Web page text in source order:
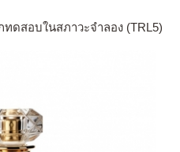
ดสอบในสภาวะจำลอง (TRL5)